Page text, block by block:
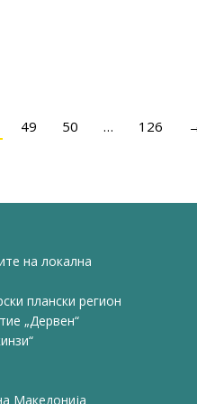
49 50 … 126
на локална
плански регион
„Дервен“
Македонија